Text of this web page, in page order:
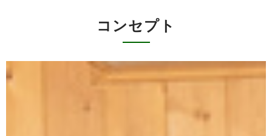
コンセプト